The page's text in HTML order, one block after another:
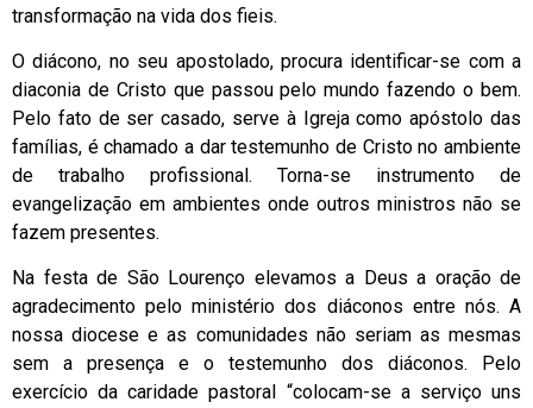
transformação na vida dos fieis.
O diácono, no seu apostolado, procura identificar-se com a
diaconia de Cristo que passou pelo mundo fazendo o bem.
Pelo fato de ser casado, serve à Igreja como apóstolo das
famílias, é chamado a dar testemunho de Cristo no ambiente
de trabalho profissional. Torna-se instrumento de
evangelização em ambientes onde outros ministros não se
fazem presentes.
Na festa de São Lourenço elevamos a Deus a oração de
agradecimento pelo ministério dos diáconos entre nós. A
nossa diocese e as comunidades não seriam as mesmas
sem a presença e o testemunho dos diáconos. Pelo
exercício da caridade pastoral “colocam-se a serviço uns